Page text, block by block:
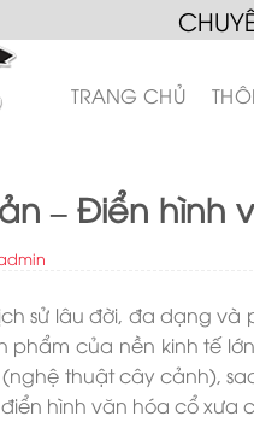
TRANG CHỦ
– Điển
sử lâu đời, đa dạng
của nền kinh tế
thuật cây cảnh),
hình văn hóa cổ